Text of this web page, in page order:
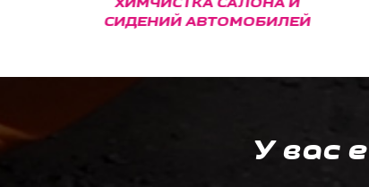
СИДЕНИЙ АВТОМОБИЛЕЙ
У вас